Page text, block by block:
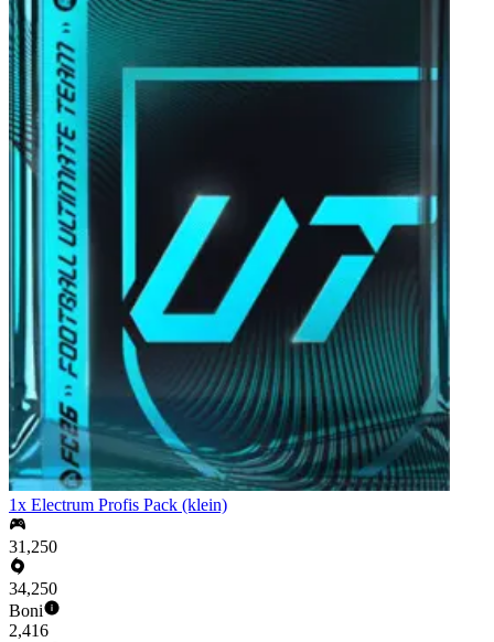
1x Electrum Profis Pack (klein)
31,250
34,250
Boni
2,416